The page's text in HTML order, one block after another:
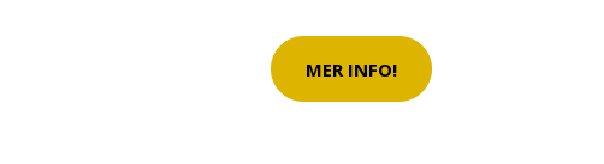
MER INFO!